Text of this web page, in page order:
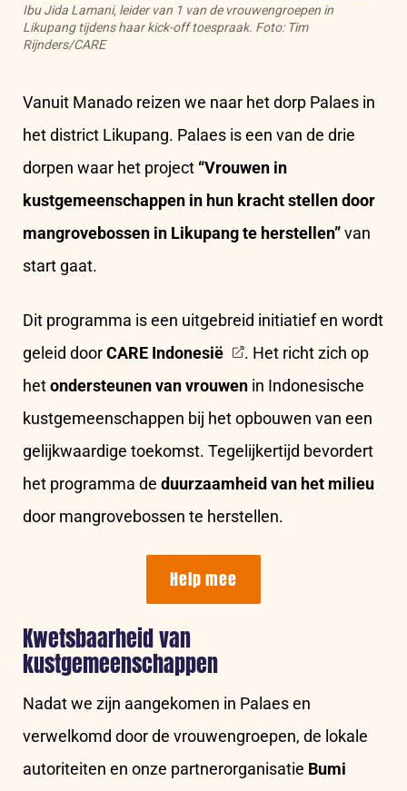
Ibu Jida Lamani, leider van 1 van de vrouwengroepen in
Likupang tijdens haar kick-off toespraak. Foto: Tim
Rijnders/CARE
Vanuit Manado reizen we naar het dorp Palaes in
het district Likupang. Palaes is een van de drie
dorpen waar het project “Vrouwen in
kustgemeenschappen in hun kracht stellen door
mangrovebossen in Likupang te herstellen”van
start gaat.
Dit programma is een uitgebreid initiatief en wordt
geleid doorCARE Indonesië
. Het richt zich op
hetondersteunen van vrouwen in Indonesische
kustgemeenschappen bij het opbouwen van een
gelijkwaardige toekomst. Tegelijkertijd bevordert
het programma de duurzaamheid van het milieu
door mangrovebossen te herstellen.
Help mee
Kwetsbaarheid van
kustgemeenschappen
Nadat we zijn aangekomen in Palaes en
verwelkomd door de vrouwengroepen, de lokale
autoriteiten en onze partnerorganisatie Bumi